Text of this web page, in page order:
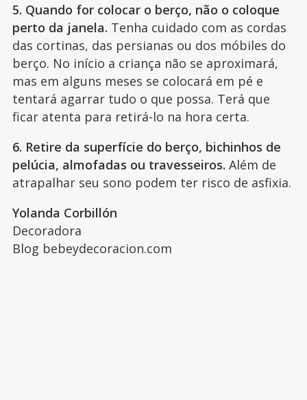
5. Quando for colocar o berço, não o coloque
perto da janela. Tenha cuidado com as cordas
das cortinas, das persianas ou dos móbiles do
berço. No início a criança não se aproximará,
mas em alguns meses se colocará em pé e
tentará agarrar tudo o que possa. Terá que
ficar atenta para retirá-lo na hora certa.
6. Retire da superfície do berço, bichinhos de
pelúcia, almofadas ou travesseiros. Além de
atrapalhar seu sono podem ter risco de asfixia.
Yolanda Corbillón
Decoradora
Blog bebeydecoracion.com